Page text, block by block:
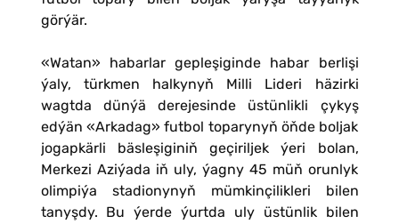
görýär.
«Watan» habarlar gepleşiginde habar berlişi
ýaly, türkmen halkynyň Milli Lideri häzirki
wagtda dünýä derejesinde üstünlikli çykyş
edýän «Arkadag» futbol toparynyň öňde boljak
jogapkärli bäsleşiginiň geçiriljek ýeri bolan,
Merkezi Aziýada iň uly, ýagny 45 müň orunlyk
olimpiýa stadionynyň mümkinçilikleri bilen
tanyşdy. Bu ýerde ýurtda uly üstünlik bilen